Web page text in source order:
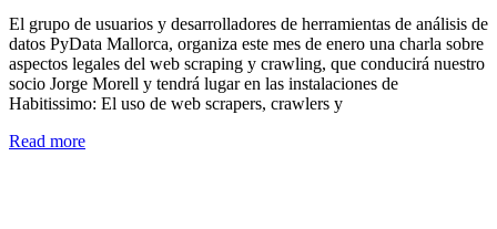
El grupo de usuarios y desarrolladores de herramientas de análisis de
datos PyData Mallorca, organiza este mes de enero una charla sobre
aspectos legales del web scraping y crawling, que conducirá nuestro
socio Jorge Morell y tendrá lugar en las instalaciones de
Habitissimo: El uso de web scrapers, crawlers y
Read more